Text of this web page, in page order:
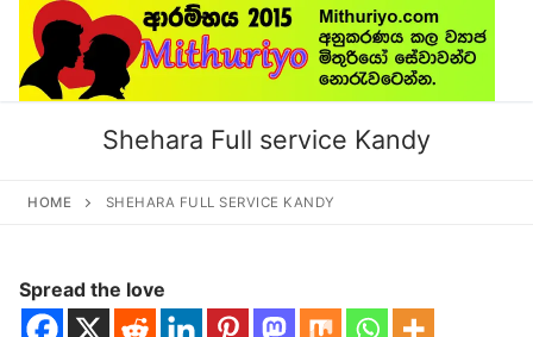
Skip
content
Shehara Full service Kandy
HOME SHEHARA FULL SERVICE KANDY
Spread the love